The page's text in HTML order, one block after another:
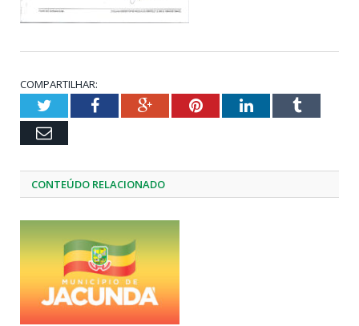
COMPARTILHAR:
TwitterFacebookGoogle+PinterestLinkedInTumblr
Email
CONTEÚDO RELACIONADO